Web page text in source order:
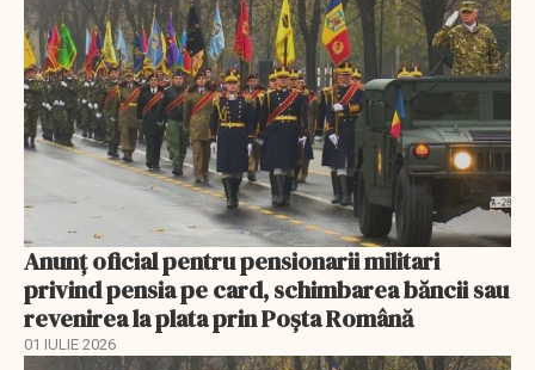
Anunţ oficial pentru pensionarii militari
privind pensia pe card, schimbarea băncii sau
revenirea la plata prin Poşta Română
01 IULIE 2026